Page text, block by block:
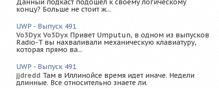
Данный подкаст подошёл к своему логическому
концу? Больше не стоит ж...
UWP - Выпуск 491
Vo3Dyx Vo3Dyx Привет Umputun, в одном из выпусков
Radio-T вы нахваливали механическую клавиатуру,
которая прямо ва...
UWP - Выпуск 491
jjdredd Там в Иллинойсе время идет иначе. Недели
длинные. Все относительно знаете ли.